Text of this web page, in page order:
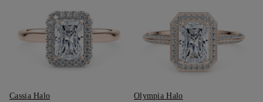
Cassia Halo Olympia Halo